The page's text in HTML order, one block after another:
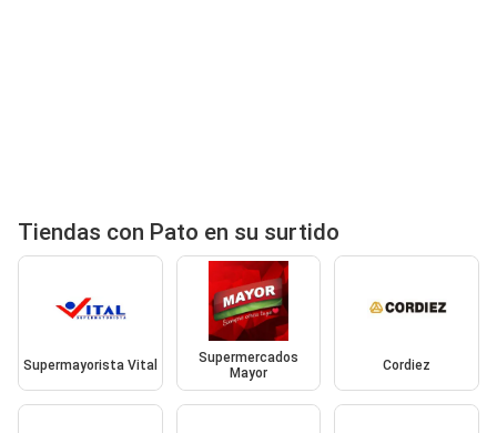
Tiendas con Pato en su surtido
Supermayorista Vital
Supermercados
Mayor
Cordiez